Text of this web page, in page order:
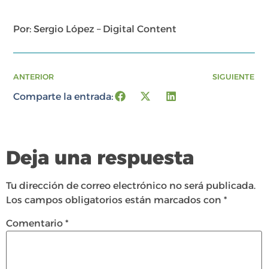
Por: Sergio López – Digital Content
ANTERIOR SIGUIENTE
Comparte la entrada:
Deja una respuesta
Tu dirección de correo electrónico no será publicada.
Los campos obligatorios están marcados con *
Comentario *